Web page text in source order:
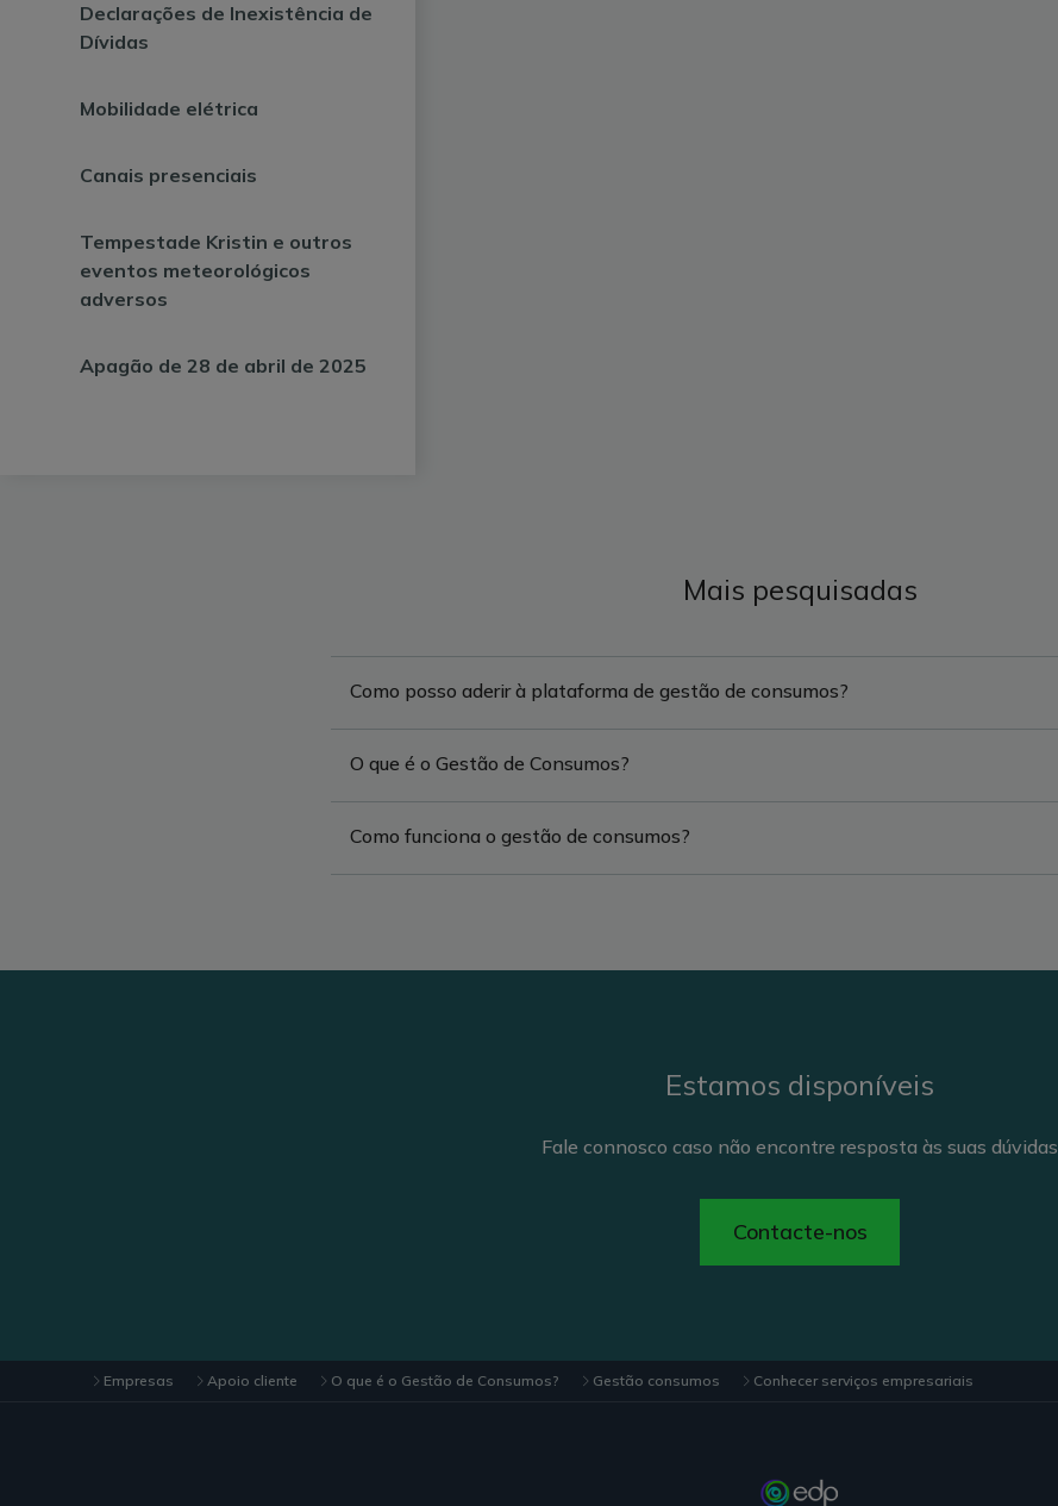
Declarações de Inexistência de
Dívidas
Mobilidade elétrica
Canais presenciais
Tempestade Kristin e outros
eventos meteorológicos
adversos
Apagão de 28 de abril de 2025
Mais pesquisadas
Como posso aderir à plataforma de gestão de consumos?
O que é o Gestão de Consumos?
Como funciona o gestão de consumos?
Estamos disponíveis
Fale connosco caso não encontre resposta às suas dúvidas
Contacte-nos
Empresas Apoio cliente O que é o Gestão de Consumos? Gestão consumos Conhecer serviços empresariais